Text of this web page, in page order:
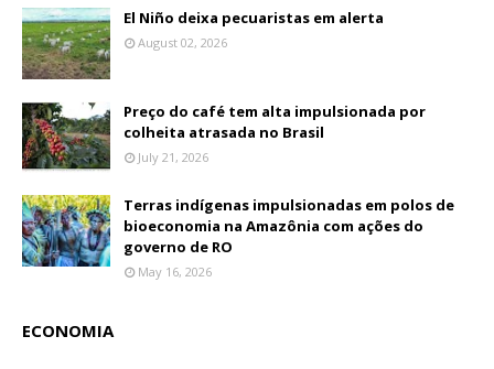
El Niño deixa pecuaristas em alerta
August 02, 2026
Preço do café tem alta impulsionada por
colheita atrasada no Brasil
July 21, 2026
Terras indígenas impulsionadas em polos de
bioeconomia na Amazônia com ações do
governo de RO
May 16, 2026
ECONOMIA